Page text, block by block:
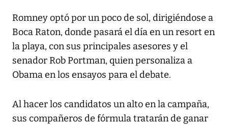
Romney optó por un poco de sol, dirigiéndose a
Boca Raton, donde pasará el día en un resort en
la playa, con sus principales asesores y el
senador Rob Portman, quien personaliza a
Obama en los ensayos para el debate.
Al hacer los candidatos un alto en la campaña,
sus compañeros de fórmula tratarán de ganar